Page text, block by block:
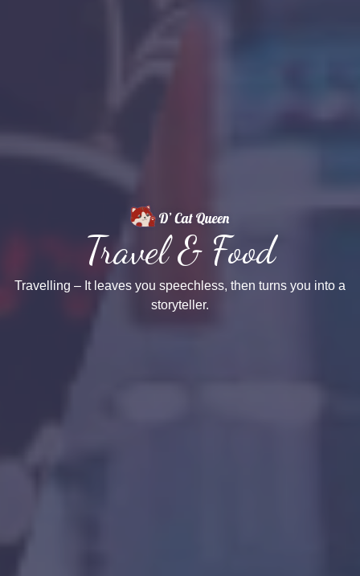
Travel & Food
Travelling – It leaves you speechless, then turns you into a
storyteller.